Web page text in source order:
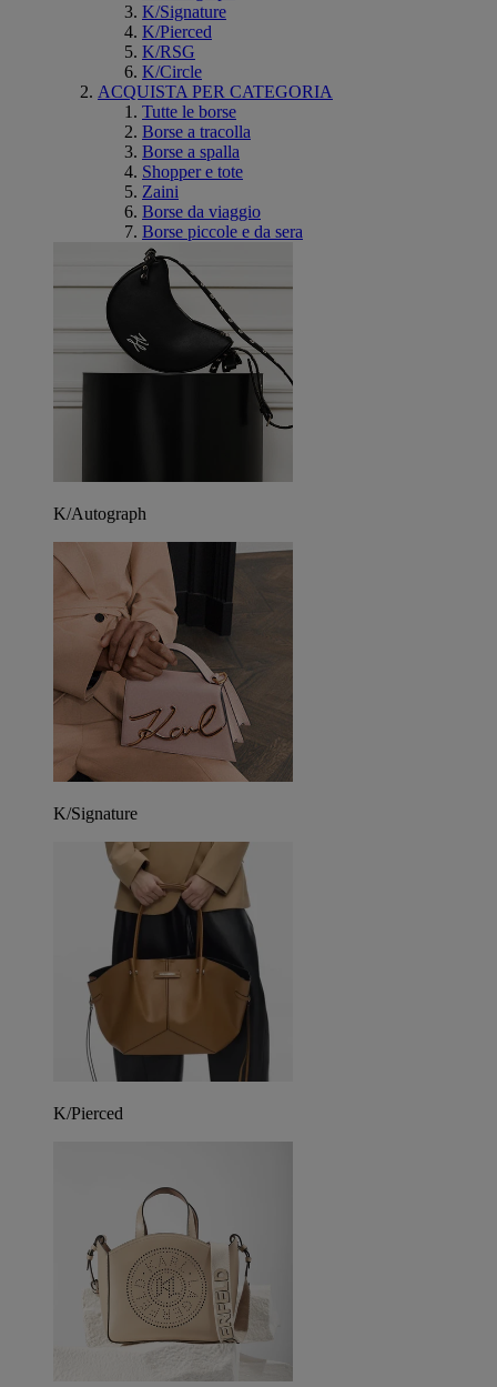
K/Signature
K/Pierced
K/RSG
K/Circle
ACQUISTA PER CATEGORIA
Tutte le borse
Borse a tracolla
Borse a spalla
Shopper e tote
Zaini
Borse da viaggio
Borse piccole e da sera
K/Autograph
K/Signature
K/Pierced